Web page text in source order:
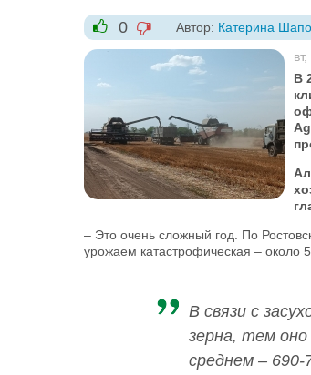
+1
0
-1
Автор: Катерина
В
– Это очень сложный год. По
урожаем катастрофическая – около
В связи с
зерна, тем оно
среднем – 690-